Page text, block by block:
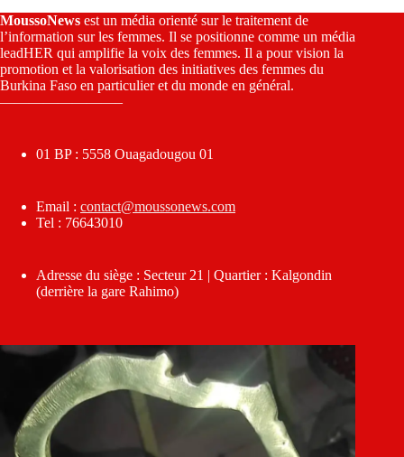
MoussoNews est un média orienté sur le traitement de
l’information sur les femmes. Il se positionne comme un média
leadHER qui amplifie la voix des femmes. Il a pour vision la
promotion et la valorisation des initiatives des femmes du
Burkina Faso en particulier et du monde en général.
————————–
01 BP : 5558 Ouagadougou 01
Email : contact@moussonews.com
Tel : 76643010
Adresse du siège : Secteur 21 | Quartier : Kalgondin
(derrière la gare Rahimo)